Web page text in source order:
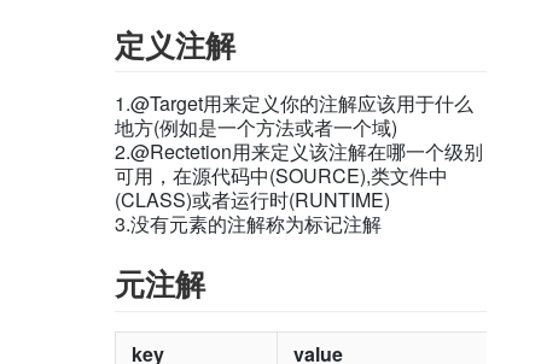
定义注解
1.@Target用来定义你的注解应该用于什么
地方(例如是一个方法或者一个域)
2.@Rectetion用来定义该注解在哪一个级别
可用，在源代码中(SOURCE),类文件中
(CLASS)或者运行时(RUNTIME)
3.没有元素的注解称为标记注解
元注解
key value